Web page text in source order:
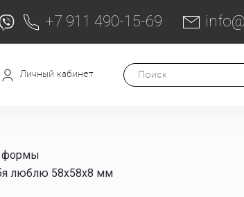
+7 911 490-15-69
Личный кабинет
формы
люблю 58х58х8 мм